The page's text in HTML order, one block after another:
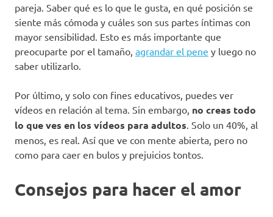
pareja. Saber qué es lo que le gusta, en qué posición se
siente más cómoda y cuáles son sus partes íntimas con
mayor sensibilidad. Esto es más importante que
preocuparte por el tamaño, agrandar el pene y luego no
saber utilizarlo.
Por último, y solo con fines educativos, puedes ver
vídeos en relación al tema. Sin embargo, no creas todo
lo que ves en los vídeos para adultos. Solo un 40%, al
menos, es real. Así que ve con mente abierta, pero no
como para caer en bulos y prejuicios tontos.
Consejos para hacer el amor